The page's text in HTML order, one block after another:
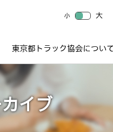
小 大
東京都トラック協会につい
イブ